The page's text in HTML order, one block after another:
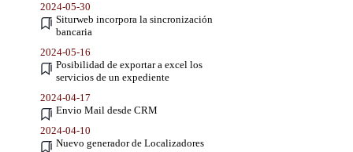
2024-05-30
Siturweb incorpora la sincronización
bancaria
2024-05-16
Posibilidad de exportar a excel los
servicios de un expediente
2024-04-17
Envio Mail desde CRM
2024-04-10
Nuevo generador de Localizadores